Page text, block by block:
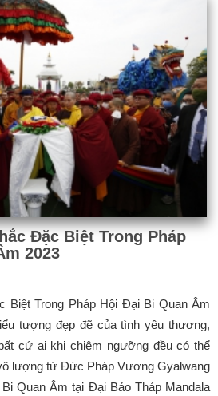
Đặc Biệt Trong Pháp
2023
Biệt Trong Pháp Hội Đại Bi Quan Âm
tượng đẹp đẽ của tình yêu thương,
cứ ai khi chiêm ngưỡng đều có thể
lượng từ Đức Pháp Vương Gyalwang
Quan Âm tại Đại Bảo Tháp Mandala